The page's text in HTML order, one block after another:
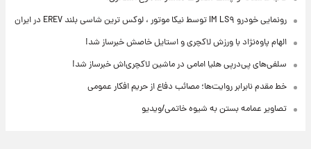
رونمایی خودرو IM LS۹ توسط نیکا موتور ، لوکس ترین شاسی بلند EREV در ایران
الهام پاوه‌نژاد با ورزش لاکچری و استایل خاصش خبرساز شد!
سلفی‌های پی‌درپی هلیا امامی در ماشین لاکچری‌اش خبرساز شد!
خط مقدم نابرابر روایت‌ها؛ مصائب دفاع از حریم افکار عمومی
تصاویر عمامه بستن به شیوه خاتمی/ویدیو